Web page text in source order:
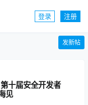
登录 注册
发新帖
十届安全开发者
见